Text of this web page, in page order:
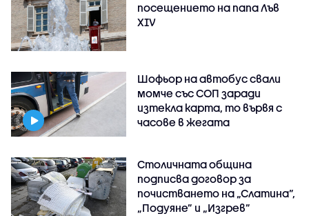
посещението на папа Лъв
XIV
Шофьор на автобус свали
момче със СОП заради
изтекла карта, то вървя с
часове в жегата
Столичната община
подписва договор за
почистването на „Слатина”,
„Подуяне” и „Изгрев”